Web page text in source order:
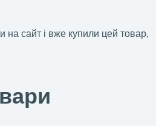
на сайт і вже купили цей товар,